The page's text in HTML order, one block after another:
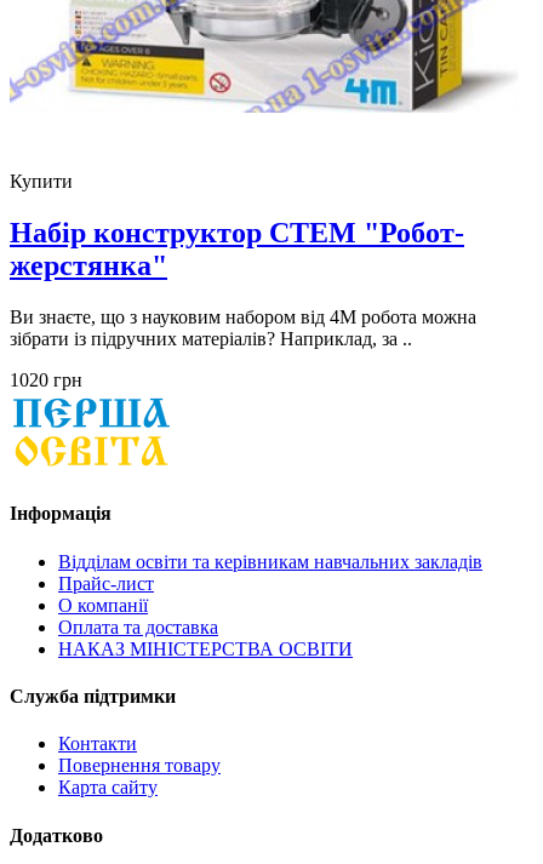
Купити
Набір конструктор СТЕМ "Робот-
жерстянка"
Ви знаєте, що з науковим набором від 4М робота можна
зібрати із підручних матеріалів? Наприклад, за ..
1020 грн
Інформація
Відділам освіти та керівникам навчальних закладів
Прайс-лист
О компанії
Оплата та доставка
НАКАЗ МІНІСТЕРСТВА ОСВІТИ
Служба підтримки
Контакти
Повернення товару
Карта сайту
Додатково